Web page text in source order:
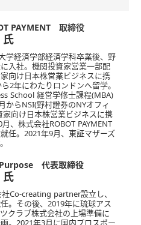
PAYMENT 取締役
氏
学経済学部経済学科卒業後、野
入社。機関投資家営業一部配
向け日本株営業ビジネスに携
2年にわたりロンドンへ留学。
School 経営学修士課程(MBA)
からNSI(野村證券のNYオフィ
家向け日本株営業ビジネスに携
、株式会社ROBOT PAYMENT
任。2021年9月、東証マザーズ
代表取締役
氏
社Co-creating partner設立し、
。その後、2019年に琉球アス
クラブ株式会社の上場準備に
。2021年3月に国内プロスポー